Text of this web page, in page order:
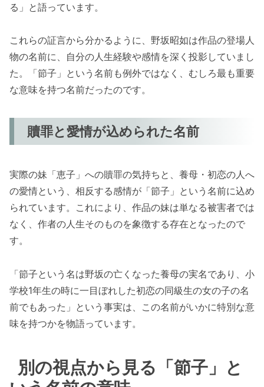
る」と語っています。
これらの証言から分かるように、野坂昭如は作品の登場人
物の名前に、自分の人生経験や感情を深く投影していまし
た。「節子」という名前も例外ではなく、むしろ最も重要
な意味を持つ名前だったのです。
贖罪と愛情が込められた名前
実際の妹「恵子」への贖罪の気持ちと、養母・初恋の人へ
の愛情という、相反する感情が「節子」という名前に込め
られています。これにより、作品の妹は単なる被害者では
なく、作者の人生そのものを象徴する存在となったので
す。
「節子という名は野坂の亡くなった養母の実名であり、小
学校1年生の時に一目ぼれした初恋の同級生の女の子の名
前でもあった」という事実は、この名前がいかに特別な意
味を持つかを物語っています。
別の視点から見る「節子」と